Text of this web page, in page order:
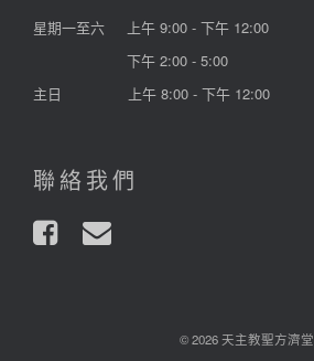
星期一至六
上午 9:00 - 下午 12:00
下午 2:00 - 5:00
主日
上午 8:00 - 下午 12:00
聯絡我們
© 2026 天主教聖方濟堂